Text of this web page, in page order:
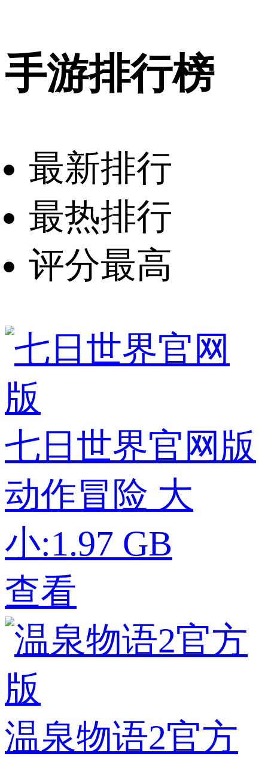
手游排行榜
最新排行
最热排行
评分最高
七日世界官网版
动作冒险 大
小:1.97 GB
查看
温泉物语2官方